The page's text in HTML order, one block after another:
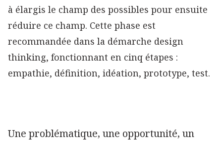
à élargis le champ des possibles pour ensuite
réduire ce champ. Cette phase est
recommandée dans la démarche design
thinking, fonctionnant en cinq étapes :
empathie, définition, idéation, prototype, test.
Une problématique, une opportunité, un